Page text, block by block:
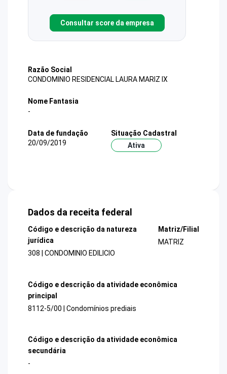
Consultar score da empresa
Razão Social
CONDOMINIO RESIDENCIAL LAURA MARIZ IX
Nome Fantasia
-
Data de fundação
20/09/2019
Situação Cadastral
Ativa
Dados da receita federal
Código e descrição da natureza
jurídica
308 | CONDOMINIO EDILICIO
Matriz/Filial
MATRIZ
Código e descrição da atividade econômica
principal
8112-5/00 | Condomínios prediais
Código e descrição da atividade econômica
secundária
-